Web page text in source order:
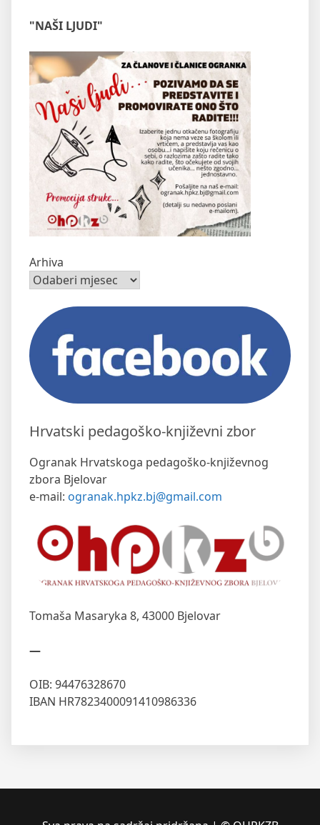
"NAŠI LJUDI"
Arhiva
Hrvatski pedagoško-književni zbor
Ogranak Hrvatskoga pedagoško-književnog
zbora Bjelovar
e-mail: ogranak.hpkz.bj@gmail.com
Tomaša Masaryka 8, 43000 Bjelovar
—
OIB: 94476328670
IBAN HR7823400091410986336